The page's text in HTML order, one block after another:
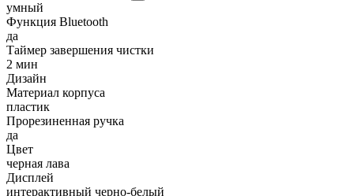
умный
Функция Bluetooth
да
Таймер завершения чистки
2 мин
Дизайн
Материал корпуса
пластик
Прорезиненная ручка
да
Цвет
черная лава
Дисплей
интерактивный черно-белый